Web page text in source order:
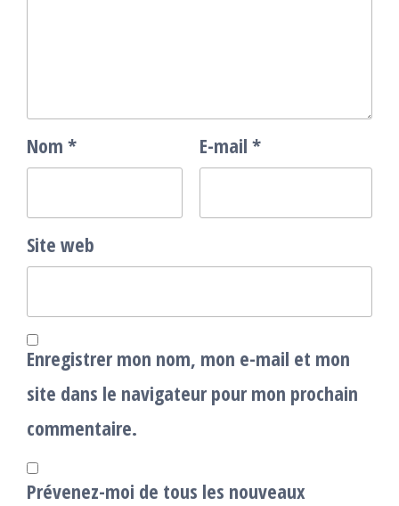
Nom * E-mail *
Site web
Enregistrer mon nom, mon e-mail et mon
site dans le navigateur pour mon prochain
commentaire.
Prévenez-moi de tous les nouveaux